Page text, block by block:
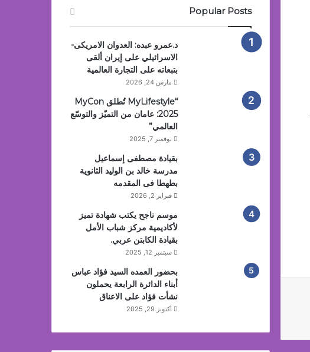
Popular Posts
د.عمرو عبده: العدوان الامريكى-
الاسرائيلي على إيران ألقى
بتبعاته على التجارة العالمية
مارس 24, 2026
“MyLifestyle تُطلق MyCon
2025: عامان من التميّز والتوسّع
العالمي”
نوفمبر 7, 2025
بقيادة مصطفى إسماعيل
مدرسة خالد بن الوليد الثانوية
بطهطا فى المقدمه
فبراير 2, 2026
موسم ناجح يكتب شهادة تميز
لأكاديمية مركز شباب الأمل
بقيادة الكابتن عربي.
سبتمبر 12, 2025
بحضور العمده السيد فؤاد عباس
أبناء الدائرة الرابعة يحملون
نشأت فؤاد على الاعناق
أكتوبر 29, 2025